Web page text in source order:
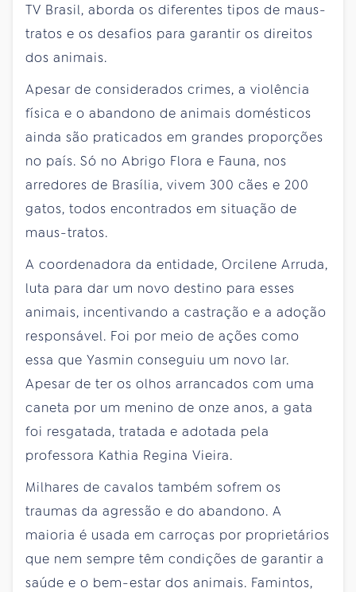
TV Brasil, aborda os diferentes tipos de maus-
tratos e os desafios para garantir os direitos
dos animais.
Apesar de considerados crimes, a violência
física e o abandono de animais domésticos
ainda são praticados em grandes proporções
no país. Só no Abrigo Flora e Fauna, nos
arredores de Brasília, vivem 300 cães e 200
gatos, todos encontrados em situação de
maus-tratos.
A coordenadora da entidade, Orcilene Arruda,
luta para dar um novo destino para esses
animais, incentivando a castração e a adoção
responsável. Foi por meio de ações como
essa que Yasmin conseguiu um novo lar.
Apesar de ter os olhos arrancados com uma
caneta por um menino de onze anos, a gata
foi resgatada, tratada e adotada pela
professora Kathia Regina Vieira.
Milhares de cavalos também sofrem os
traumas da agressão e do abandono. A
maioria é usada em carroças por proprietários
que nem sempre têm condições de garantir a
saúde e o bem-estar dos animais. Famintos,